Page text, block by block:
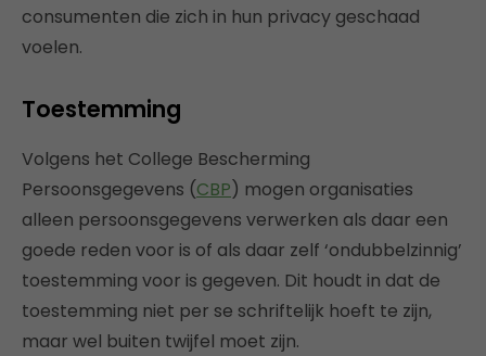
consumenten die zich in hun privacy geschaad
voelen.
Toestemming
Volgens het College Bescherming
Persoonsgegevens (CBP) mogen organisaties
alleen persoonsgegevens verwerken als daar een
goede reden voor is of als daar zelf ‘ondubbelzinnig’
toestemming voor is gegeven. Dit houdt in dat de
toestemming niet per se schriftelijk hoeft te zijn,
maar wel buiten twijfel moet zijn.